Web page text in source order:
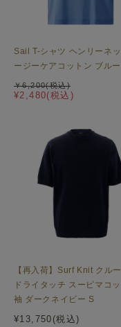
ジャケットなど
特化したネック
高めの襟巾が上品な
高くなるように設計
りに程よい高さと締
大人らしい洗練され
も品良く決まり、も
※首まわりのサイズは
Sail T-シャツ ヘンリーネ
ージーケアコットン ブル
¥2,480(税込)
￥6,200(税込)
【再入荷】Surf Knit クル
ドライタッチ スーピマコ
袖 ダークネイビー S
¥13,750(税込)